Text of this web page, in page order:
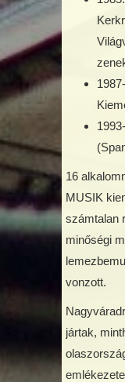
16
MUSIK
számtalan
minőségi
vonzott.
jártak,